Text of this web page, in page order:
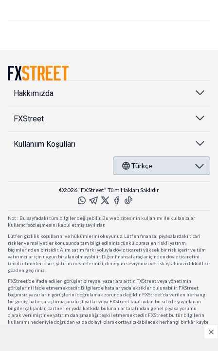
Hakkımızda
FXStreet
Kullanıım Koşulları
Türkçe
©2026 "FXStreet" Tüm Hakları Saklıdır
Not : Bu sayfadaki tüm bilgiler değişebilir. Bu web sitesinin kullanımı ile kullanıcılar
kullanıcı sözleşmesini kabul etmiş sayılırlar.
Lütfen gizlilik koşullarını ve hükümlerini okuyunuz. Lütfen finansal piyasalardaki ticari
riskler ve maliyetler konusunda tam bilgi edininiz çünkü burası en riskli yatırım
biçimlerinden birisidir. Alım satım farkı yoluyla döviz ticareti yüksek bir risk içerir ve tüm
yatırımcılar için uygun bir alan olmayabilir. Diğer finansal araçlar içinden döviz ticaretini
tercih etmeden önce, yatırım nesnelerinizi, deneyim seviyenizi ve risk iştahınızı dikkatlice
gözden geçiriniz.
FXStreet’de ifade edilen görüşler bireysel yazarlara aittir, FXStreet veya yönetimin
görüşlerini ifade etmemektedir. Bilgilerde hatalar yada eksikler bulunabilir. FXStreet
bağımsız yazarların görüşlerini doğrulamak zorunda değildir. FXStreet’da verilen herhangi
bir görüş, haber, araştırma, analiz, fiyatlar veya FXStreet tarafından bu sitede yayınlanan
bilgiler çalışanlar, partnerler yada katkıda bulunanlar tarafından genel piyasa yorumu
olarak verilmiştir ve yatırım danışmanlığı teşkil etmemektedir. FXStreet bu tür bilgilerin
kullanımı nedeniyle doğrudan ya da dolaylı olarak ortaya çıkabilecek herhangi bir kâr kaybı